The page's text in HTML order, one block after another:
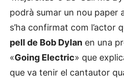
podrà sumar un nou paper
s’ha confirmat com l’actor
pell de Bob Dylan en una
«Going Electric» que
que va tenir el cantautor